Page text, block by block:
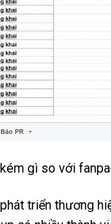
gì so với
triển thương